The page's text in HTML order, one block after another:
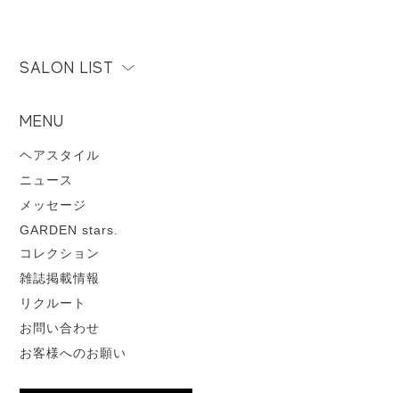
SALON LIST
MENU
ヘアスタイル
ニュース
メッセージ
GARDEN stars.
コレクション
雑誌掲載情報
リクルート
お問い合わせ
お客様へのお願い